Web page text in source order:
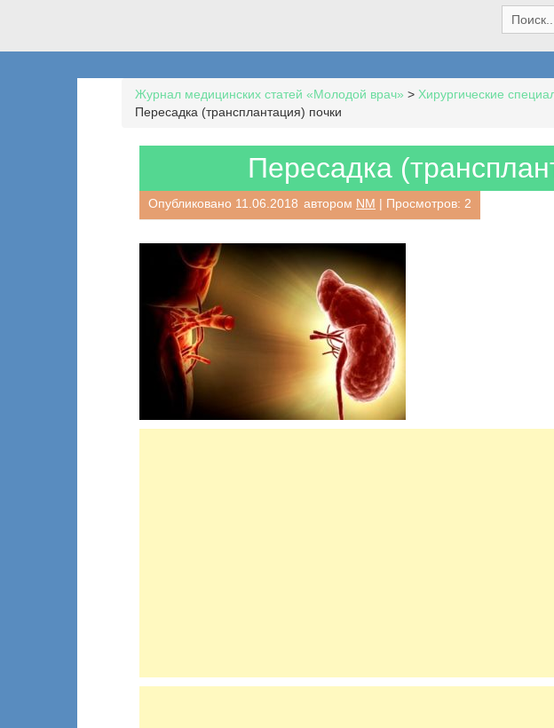
e
a
h
:
Журнал медицинских статей «Молодой врач» > Хирургические
Пересадка (трансплантация) почки
Пересадка
Опубликовано 11.06.2018 автором NM | Просмотров: 2